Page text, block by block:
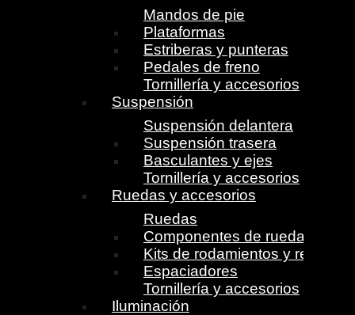
Mandos de pie
Plataformas
Estriberas y punteras
Pedales de freno
Tornillería y accesorios
Suspensión
Suspensión delantera
Suspensión trasera
Basculantes y ejes
Tornillería y accesorios
Ruedas y accesorios
Ruedas
Componentes de ruedas
Kits de rodamientos y retenes
Espaciadores
Tornillería y accesorios
Iluminación